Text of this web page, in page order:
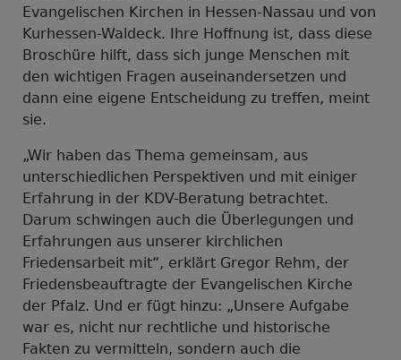
Evangelischen Kirchen in Hessen-Nassau und von
Kurhessen-Waldeck. Ihre Hoffnung ist, dass diese
Broschüre hilft, dass sich junge Menschen mit
den wichtigen Fragen auseinandersetzen und
dann eine eigene Entscheidung zu treffen, meint
sie.
„Wir haben das Thema gemeinsam, aus
unterschiedlichen Perspektiven und mit einiger
Erfahrung in der KDV-Beratung betrachtet.
Darum schwingen auch die Überlegungen und
Erfahrungen aus unserer kirchlichen
Friedensarbeit mit“, erklärt Gregor Rehm, der
Friedensbeauftragte der Evangelischen Kirche
der Pfalz. Und er fügt hinzu: „Unsere Aufgabe
war es, nicht nur rechtliche und historische
Fakten zu vermitteln, sondern auch die